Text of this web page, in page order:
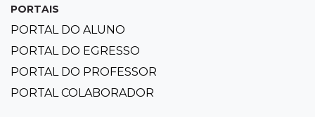
PORTAIS
PORTAL DO ALUNO
PORTAL DO EGRESSO
PORTAL DO PROFESSOR
PORTAL COLABORADOR